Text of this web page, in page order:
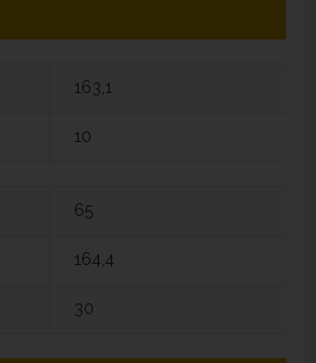
163,1
10
65
164,4
30